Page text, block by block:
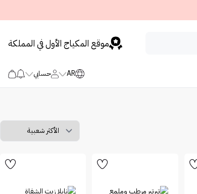
موقع المكياج الأول في المملكة
AR حسابي